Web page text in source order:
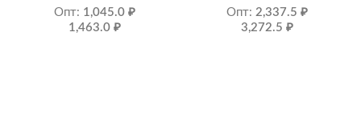
1,463.0 ₽
Опт: 1,045.0 ₽
3,272.5 ₽
Опт: 2,337.5 ₽